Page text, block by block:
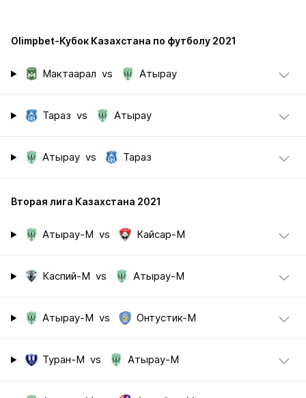
Olimpbet-Кубок Казахстана по футболу 2021
Мактаарал vs Атырау
Тараз vs Атырау
Атырау vs Тараз
Вторая лига Казахстана 2021
Атырау-М vs Кайсар-М
Каспий-М vs Атырау-М
Атырау-М vs Онтустик-М
Туран-М vs Атырау-М